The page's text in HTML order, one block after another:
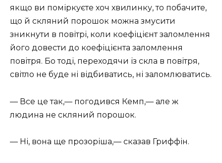
якщо ви поміркуєте хоч хвилинку, то побачите,
що й скляний порошок можна змусити
зникнути в повітрі, коли коефіцієнт заломлення
його довести до коефіцієнта заломлення
повітря. Бо тоді, переходячи із скла в повітря,
світло не буде ні відбиватись, ні заломлюватись.
— Все це так,— погодився Кемп,— але ж
людина не скляний порошок.
— Ні, вона ще прозоріша,— сказав Гриффін.